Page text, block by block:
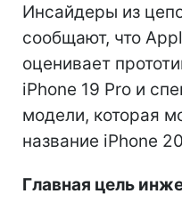
Инсайдеры из
сообщают, что
оценивает
iPhone 19 Pro и
модели, которая
название iPhone
Главная цель